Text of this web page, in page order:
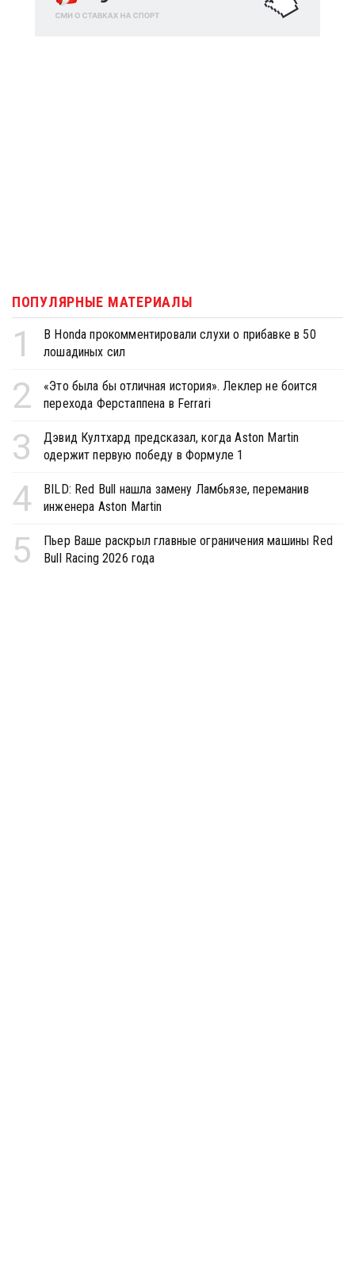
ПОПУЛЯРНЫЕ МАТЕРИАЛЫ
1
В Honda прокомментировали слухи о прибавке в 50
лошадиных сил
2
«Это была бы отличная история». Леклер не боится
перехода Ферстаппена в Ferrari
3
Дэвид Култхард предсказал, когда Aston Martin
одержит первую победу в Формуле 1
4
BILD: Red Bull нашла замену Ламбьязе, переманив
инженера Aston Martin
5
Пьер Ваше раскрыл главные ограничения машины Red
Bull Racing 2026 года